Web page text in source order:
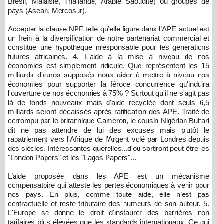
pays (Asean, Mercosur).
Accepter la clause NPF telle qu’elle figure dans l’APE actuel est
un frein à la diversification de notre partenariat commercial et
constitue une hypothèque irresponsable pour les générations
futures africaines. 4. L'aide à la mise à niveau de nos
économies est simplement ridicule. Que représentent les 15
milliards d'euros supposés nous aider à mettre à niveau nos
économies pour supporter la féroce concurrence qu'induira
l'ouverture de nos économies à 75% ? Surtout qu'il ne s'agit pas
là de fonds nouveaux mais d'aide recyclée dont seuls 6,5
milliards seront décaissés après ratification des APE. Traité de
corrompu par le britannique Cameron, le cousin Nigérian Buhari
dit ne pas attendre de lui des excuses mais plutôt le
rapatriement vers l'Afrique de l'Argent volé par Londres depuis
des siècles. Intéressantes querelles...d'où sortiront peut-être les
"London Papers" et les "Lagos Papers"...
L’aide proposée dans les APE est un mécanisme
compensatoire qui atteste les pertes économiques à venir pour
nos pays. En plus, comme toute aide, elle n’est pas
contractuelle et reste tributaire des humeurs de son auteur. 5.
L'Europe se donne le droit d'instaurer des barrières non
tarifaires plus élevées que les standards internationaux. Ce qui